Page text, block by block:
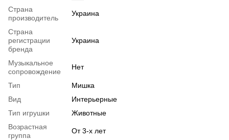
Страна
производитель
Украина
Страна
регистрации
бренда
Украина
Музыкальное
сопровождение
Нет
Тип
Мишка
Вид
Интерьерные
Тип игрушки
Животные
Возрастная
группа
От 3-х лет